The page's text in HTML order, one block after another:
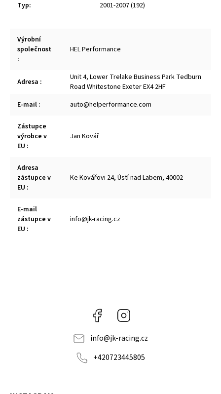
Typ: 2001-2007 (192)
Výrobní
společnost
:
HEL Performance
Adresa :
Unit 4, Lower Trelake Business Park Tedburn
Road Whitestone Exeter EX4 2HF
E-mail : auto@helperformance.com
Zástupce
výrobce v
EU :
Jan Kovář
Adresa
zástupce v
EU :
Ke Kovářovi 24, Ústí nad Labem, 40002
E-mail
zástupce v
EU :
info@jk-racing.cz
Facebook
info@jk-racing.cz
+420723445805